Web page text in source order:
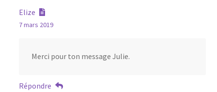
Elize
7 mars 2019
Merci pour ton message Julie.
Répondre